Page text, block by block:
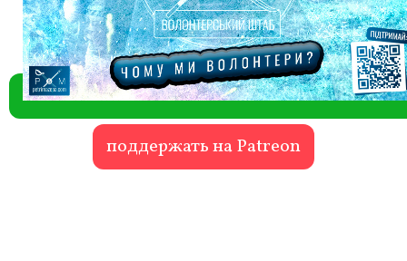
поддержать на Patreon